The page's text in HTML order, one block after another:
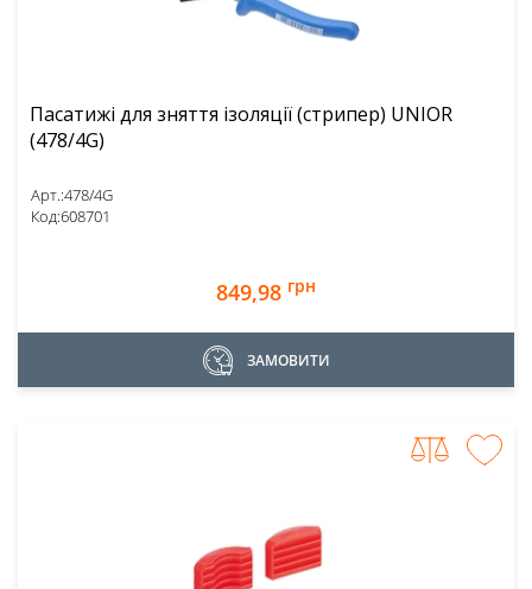
Пасатижі для зняття ізоляції (стрипер) UNIOR
(478/4G)
Арт.:478/4G
Код:608701
849,98 грн
ЗАМОВИТИ